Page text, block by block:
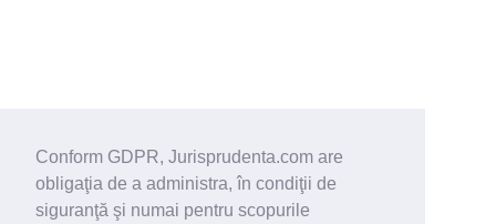
Conform GDPR, Jurisprudenta.com are
obligaţia de a administra, în condiţii de
siguranţă şi numai pentru scopurile